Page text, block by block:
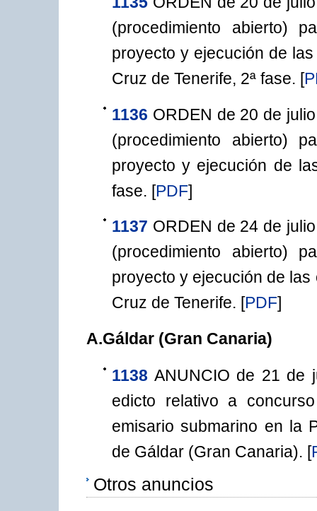
(procedimiento abierto)
proyecto y ejecución de
Cruz de Tenerife, 2ª fase. [
1136 ORDEN de 20 de
(procedimiento abierto)
proyecto y ejecución de
fase. [PDF]
1137 ORDEN de 24 de
(procedimiento abierto)
proyecto y ejecución de las
Cruz de Tenerife. [PDF]
A.Gáldar (Gran Canaria)
1138 ANUNCIO de 21 de
edicto relativo a
emisario submarino en la
de Gáldar (Gran Canaria). [
Otros anuncios